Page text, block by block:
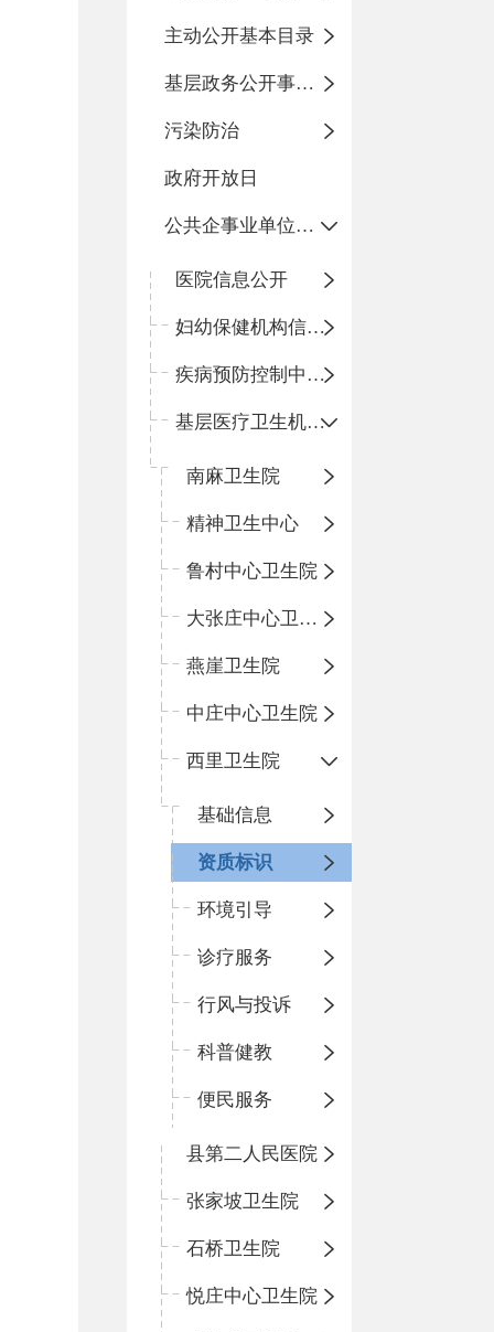
主动公开基本目录
基层政务公开事项标准目录
污染防治
政府开放日
公共企事业单位信息公开
医院信息公开
妇幼保健机构信息公开
疾病预防控制中心信息公开
基层医疗卫生机构信息公开
南麻卫生院
精神卫生中心
鲁村中心卫生院
大张庄中心卫生院
燕崖卫生院
中庄中心卫生院
西里卫生院
基础信息
资质标识
环境引导
诊疗服务
行风与投诉
科普健教
便民服务
县第二人民医院
张家坡卫生院
石桥卫生院
悦庄中心卫生院